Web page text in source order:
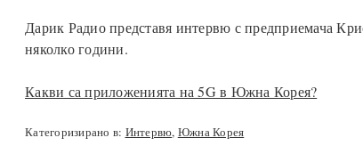
Дарик Радио представя интервю с предприемача
няколко години.
Какви са приложенията на 5G в Южна Корея?
Категоризирано в: Интервю, Южна Корея